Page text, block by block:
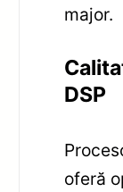
major.
DSP
oferă